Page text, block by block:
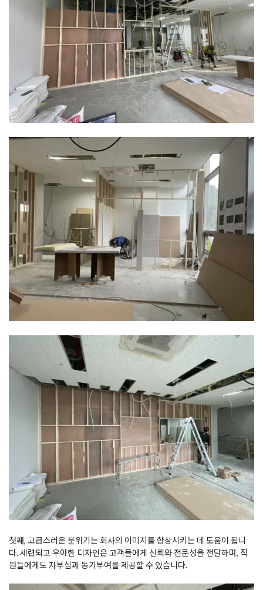
첫째, 고급스러운 분위기는 회사의 이미지를 향상시키는 데 도움이 됩니
다. 세련되고 우아한 디자인은 고객들에게 신뢰와 전문성을 전달하며, 직
원들에게도 자부심과 동기부여를 제공할 수 있습니다.